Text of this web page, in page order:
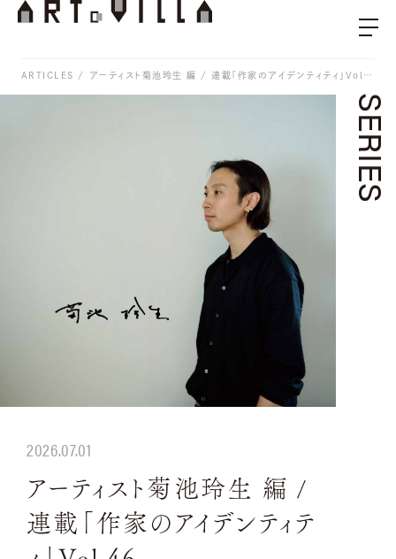
ARTICLES アーティスト菊池玲生 編 / 連載「作家のアイデンティティ」Vol.46
SERIES
2026.07.01
アーティスト菊池玲生 編 /
連載「作家のアイデンティテ